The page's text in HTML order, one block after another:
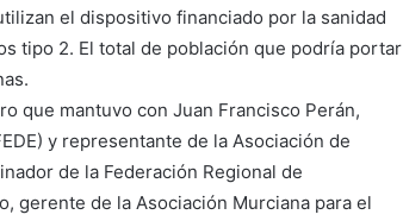
el dispositivo financiado por la sanidad
tipo 2. El total de población que podría portar
que mantuvo con Juan Francisco Perán,
y representante de la Asociación de
de la Federación Regional de
gerente de la Asociación Murciana para el